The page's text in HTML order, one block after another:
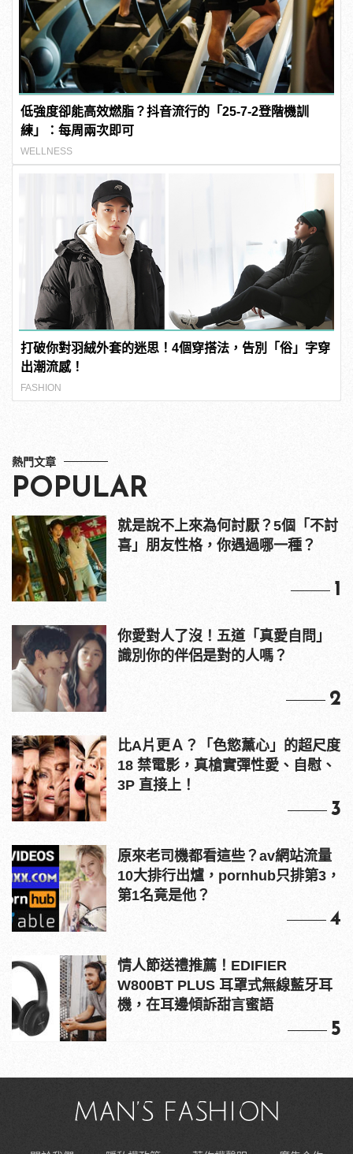
低強度卻能高效燃脂？抖音流行的「25-7-2登階機訓
練」：每周兩次即可
WELLNESS
打破你對羽絨外套的迷思！4個穿搭法，告別「俗」字穿
出潮流感！
FASHION
熱門文章
POPULAR
就是說不上來為何討厭？5個「不討
喜」朋友性格，你遇過哪一種？
1
你愛對人了沒！五道「真愛自問」
識別你的伴侶是對的人嗎？
2
比A片更Ａ？「色慾薰心」的超尺度
18 禁電影，真槍實彈性愛、自慰、
3P 直接上！
3
原來老司機都看這些？av網站流量
10大排行出爐，pornhub只排第3，
第1名竟是他？
4
情人節送禮推薦！EDIFIER
W800BT PLUS 耳罩式無線藍牙耳
機，在耳邊傾訴甜言蜜語
5